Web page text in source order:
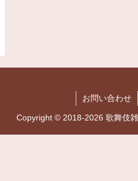
お問い合わせ
Copyright © 2018-2026 歌舞伎